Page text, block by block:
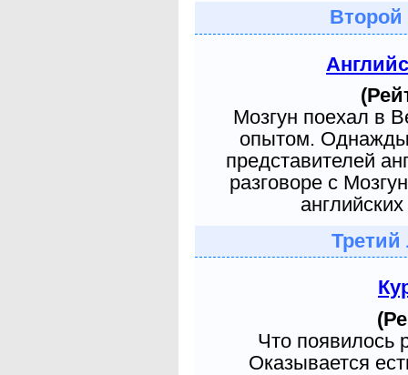
Мозгун поехал в
опытом. Однажды
представителей
разговоре с
Что появилось
Оказывается